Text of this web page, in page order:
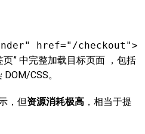
href="/checkout">
” 中完整加载目标页面 ，包括
CSS。
，但资源消耗极高 ，相当于提